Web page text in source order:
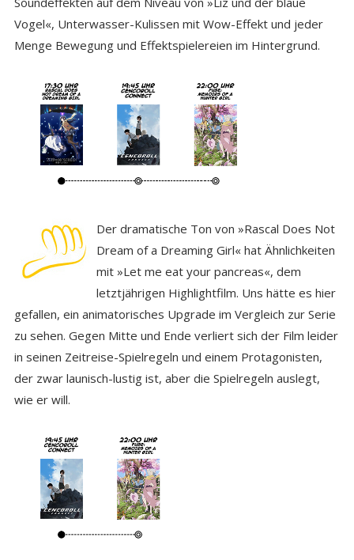
Vogel«, Unterwasser-Kulissen mit Wow-Effekt und jeder
Menge Bewegung und Effektspielereien im Hintergrund.
Der dramatische Ton von »Rascal Does Not
Dream of a Dreaming Girl« hat Ähnlichkeiten
mit »Let me eat your pancreas«, dem
letztjährigen Highlightfilm. Uns hätte es hier
gefallen, ein animatorisches Upgrade im Vergleich zur Serie
zu sehen. Gegen Mitte und Ende verliert sich der Film leider
in seinen Zeitreise-Spielregeln und einem Protagonisten,
der zwar launisch-lustig ist, aber die Spielregeln auslegt,
wie er will.